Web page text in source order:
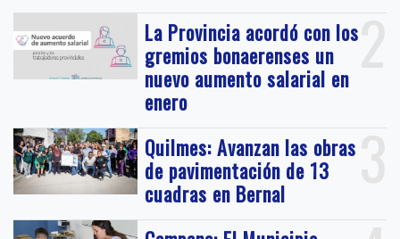
2
La Provincia acordó con los
gremios bonaerenses un
nuevo aumento salarial en
enero
3
Quilmes: Avanzan las obras
de pavimentación de 13
cuadras en Bernal